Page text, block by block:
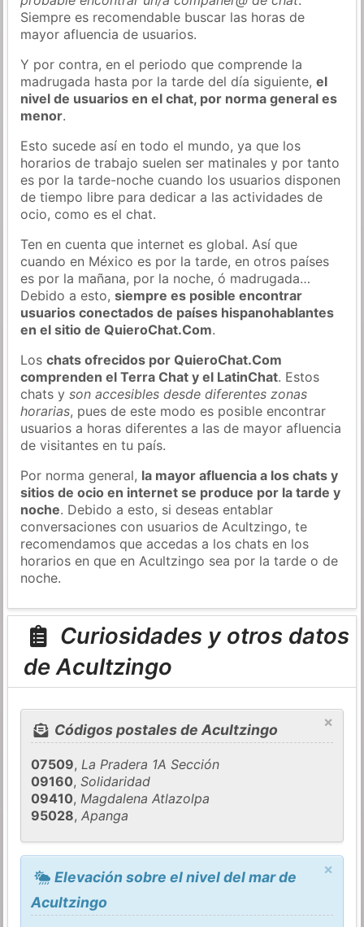
Siempre es recomendable buscar las horas de
mayor afluencia de usuarios.
Y por contra, en el periodo que comprende la
madrugada hasta por la tarde del día siguiente,el
nivel de usuarios en el chat, por norma general es
menor.
Esto sucede así en todo el mundo, ya que los
horarios de trabajo suelen ser matinales y por tanto
es por la tarde-noche cuando los usuarios disponen
de tiempo libre para dedicar a las actividades de
ocio, como es el chat.
Ten en cuenta que internet es global. Así que
cuando en México es por la tarde, en otros países
es por la mañana, por la noche, ó madrugada…
Debido a esto,siempre es posible encontrar
usuarios conectados de países hispanohablantes
en el sitio de QuieroChat.Com.
Loschats ofrecidos por QuieroChat.Com
comprenden el Terra Chat y el LatinChat. Estos
chats yson accesibles desde diferentes zonas
horarias, pues de este modo es posible encontrar
usuarios a horas diferentes a las de mayor afluencia
de visitantes en tu país.
Por norma general, la mayor afluencia a los chats y
sitios de ocio en internet se produce por la tarde y
noche. Debido a esto, si deseas entablar
conversaciones con usuarios de Acultzingo, te
recomendamos que accedas a los chats en los
horarios en que en Acultzingo sea por la tarde o de
noche.
Curiosidades y otros datos
de Acultzingo
×
Códigos postales de Acultzingo
07509,La Pradera 1A Sección
09160,Solidaridad
09410,Magdalena Atlazolpa
95028,Apanga
×
Elevación sobre el nivel del mar de
Acultzingo